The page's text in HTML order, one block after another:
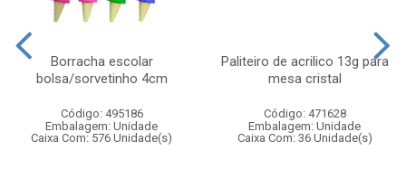
Borracha escolar
bolsa/sorvetinho 4cm
Código: 495186
Embalagem: Unidade
Caixa Com: 576 Unidade(s)
Paliteiro de acrilico 13g para
mesa cristal
Código: 471628
Embalagem: Unidade
Caixa Com: 36 Unidade(s)